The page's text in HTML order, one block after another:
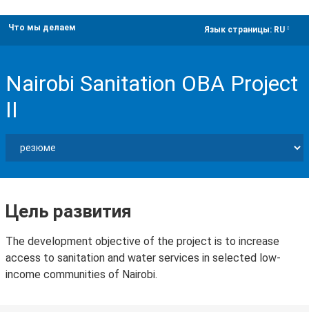
Что мы делаем Язык страницы: RU
Nairobi Sanitation OBA Project
II
Цель развития
The development objective of the project is to increase
access to sanitation and water services in selected low-
income communities of Nairobi.